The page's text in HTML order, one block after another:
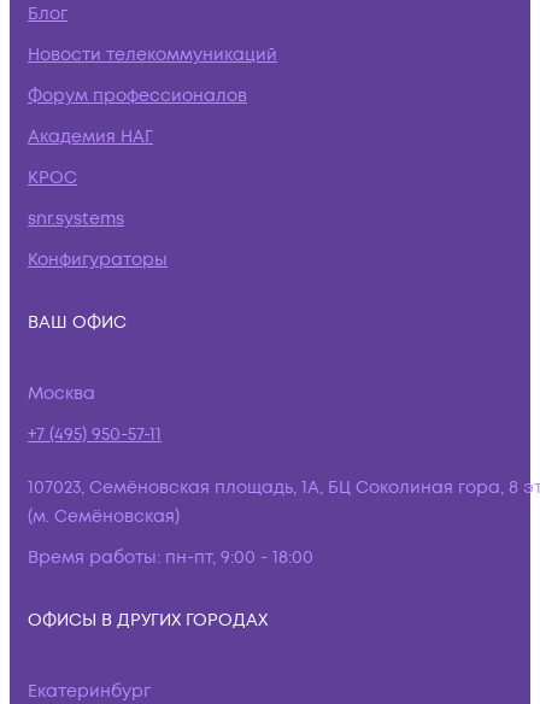
Блог
Новости телекоммуникаций
Форум профессионалов
Академия НАГ
КРОС
snr.systems
Конфигураторы
ВАШ ОФИС
Москва
+7 (495) 950-57-11
107023, Семёновская площадь, 1А, БЦ Соколиная гора, 8
(м. Семёновская)
Время работы: пн-пт, 9:00 - 18:00
ОФИСЫ В ДРУГИХ ГОРОДАХ
Екатеринбург